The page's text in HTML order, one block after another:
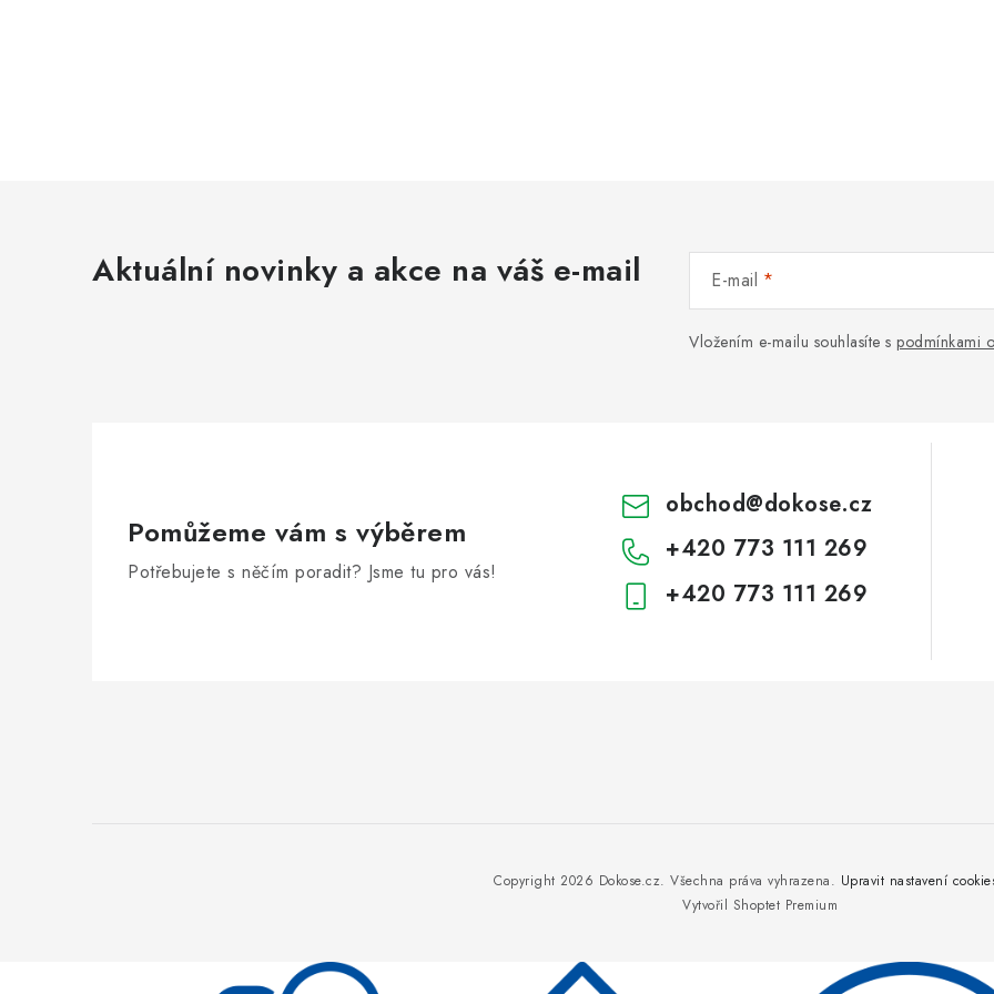
Aktuální novinky a akce na váš e-mail E-mail
Vložením e-mailu souhlasíte s podmínkami
Pomůžeme vám s výběrem
Potřebujete s něčím poradit? Jsme tu pro vás!
obchod@dokose.cz
+420 773 111 269
+420 773 111 269
Vytvořil Shoptet Premium
Copyright 2026 Dokose.cz. Všechna práva vyhrazena. Upravit nastavení